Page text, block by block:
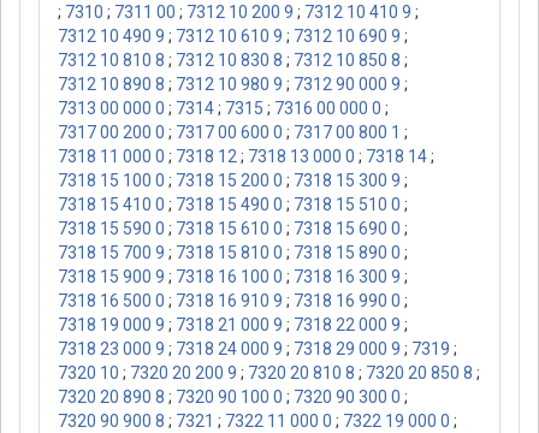
; 7310 ; 7311 00 ; 7312 10 200 9 ; 7312 10 410 9 ;
7312 10 490 9 ; 7312 10 610 9 ; 7312 10 690 9 ;
7312 10 810 8 ; 7312 10 830 8 ; 7312 10 850 8 ;
7312 10 890 8 ; 7312 10 980 9 ; 7312 90 000 9 ;
7313 00 000 0 ; 7314; 7315 ; 7316 00 000 0 ;
7317 00 200 0 ; 7317 00 600 0 ; 7317 00 800 1 ;
7318 11 000 0 ; 7318 12 ; 7318 13 000 0 ; 7318 14;
7318 15 100 0 ; 7318 15 200 0 ; 7318 15 300 9 ;
7318 15 410 0 ; 7318 15 490 0 ; 7318 15 510 0 ;
7318 15 590 0 ; 7318 15 610 0 ; 7318 15 690 0 ;
7318 15 700 9 ; 7318 15 810 0 ; 7318 15 890 0 ;
7318 15 900 9 ; 7318 16 100 0 ; 7318 16 300 9 ;
7318 16 500 0 ; 7318 16 910 9 ; 7318 16 990 0 ;
7318 19 000 9 ; 7318 21 000 9 ; 7318 22 000 9 ;
7318 23 000 9 ; 7318 24 000 9 ; 7318 29 000 9 ; 7319 ;
7320 10 ; 7320 20 200 9 ; 7320 20 810 8 ; 7320 20 850 8 ;
7320 20 890 8 ; 7320 90 100 0 ; 7320 90 300 0 ;
7320 90 900 8 ; 7321 ; 7322 11 000 0 ; 7322 19 000 0 ;